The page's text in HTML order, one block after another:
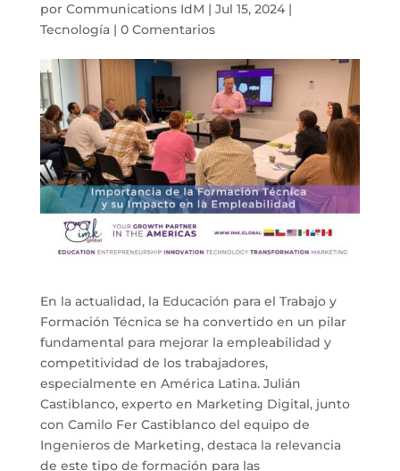
por Communications IdM | Jul 15, 2024|
Tecnología| 0 Comentarios
En la actualidad, la Educación para el Trabajo y
Formación Técnica se ha convertido en un pilar
fundamental para mejorar la empleabilidad y
competitividad de los trabajadores,
especialmente en América Latina. Julián
Castiblanco, experto en Marketing Digital, junto
con Camilo Fer Castiblanco del equipo de
Ingenieros de Marketing, destaca la relevancia
de este tipo de formación para las